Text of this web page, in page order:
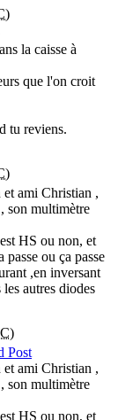
la caisse à
que l'on croit
tu reviens.
et ami Christian ,
son multimètre
HS ou non, et
ou ça passe
,en inversant
autres diodes
et ami Christian ,
son multimètre
HS ou non, et